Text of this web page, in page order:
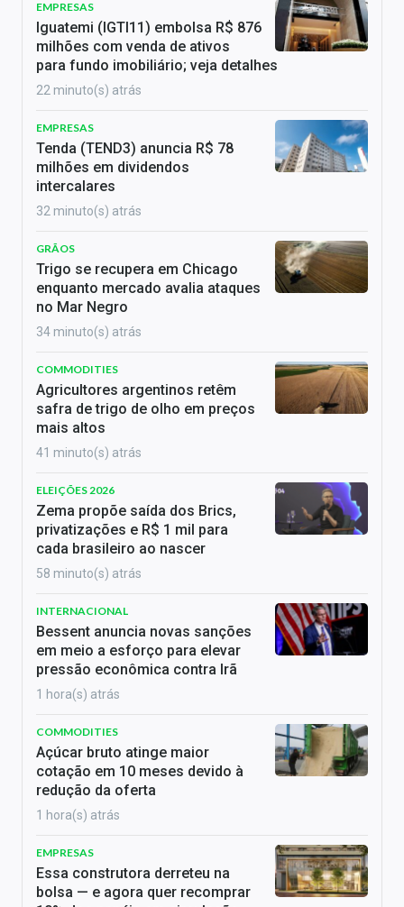
EMPRESAS
Iguatemi (IGTI11) embolsa R$ 876
milhões com venda de ativos
para fundo imobiliário; veja detalhes
22 minuto(s) atrás
EMPRESAS
Tenda (TEND3) anuncia R$ 78
milhões em dividendos
intercalares
32 minuto(s) atrás
GRÃOS
Trigo se recupera em Chicago
enquanto mercado avalia ataques
no Mar Negro
34 minuto(s) atrás
COMMODITIES
Agricultores argentinos retêm
safra de trigo de olho em preços
mais altos
41 minuto(s) atrás
ELEIÇÕES 2026
Zema propõe saída dos Brics,
privatizações e R$ 1 mil para
cada brasileiro ao nascer
58 minuto(s) atrás
INTERNACIONAL
Bessent anuncia novas sanções
em meio a esforço para elevar
pressão econômica contra Irã
1 hora(s) atrás
COMMODITIES
Açúcar bruto atinge maior
cotação em 10 meses devido à
redução da oferta
1 hora(s) atrás
EMPRESAS
Essa construtora derreteu na
bolsa — e agora quer recomprar